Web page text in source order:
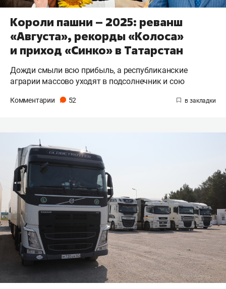
Короли пашни – 2025: реванш
«Августа», рекорды «Колоса»
и приход «Синко» в Татарстан
Дожди смыли всю прибыль, а республиканские
аграрии массово уходят в подсолнечник и сою
Комментарии 52